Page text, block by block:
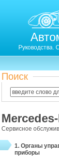
Поиск
Сервисное
1. Органы
приборы